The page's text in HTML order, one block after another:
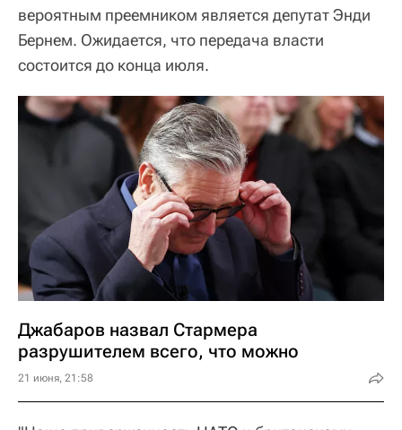
вероятным преемником является депутат Энди
Бернем. Ожидается, что передача власти
состоится до конца июля.
Джабаров назвал Стармера
разрушителем всего, что можно
21 июня, 21:58